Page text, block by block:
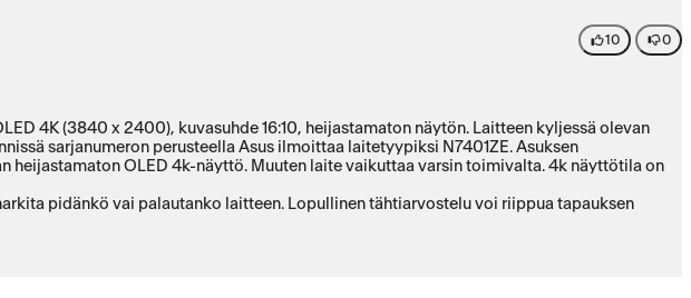
10 0
4K (3840 x 2400), kuvasuhde 16:10, heijastamaton näytön. Laitteen kyljessä olevan
sarjanumeron perusteella Asus ilmoittaa laitetyypiksi N7401ZE. Asuksen
OLED 4k-näyttö. Muuten laite vaikuttaa varsin toimivalta. 4k näyttötila on
pidänkö vai palautanko laitteen. Lopullinen tähtiarvostelu voi riippua tapauksen